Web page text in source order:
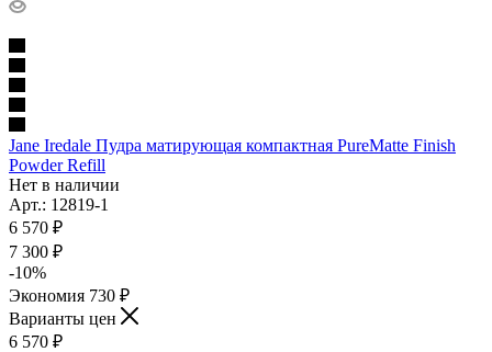
Jane Iredale Пудра матирующая компактная PureMatte Finish
Powder Refill
Нет в наличии
Арт.: 12819-1
6 570 ₽
7 300 ₽
-10%
Экономия 730 ₽
Варианты цен
6 570 ₽